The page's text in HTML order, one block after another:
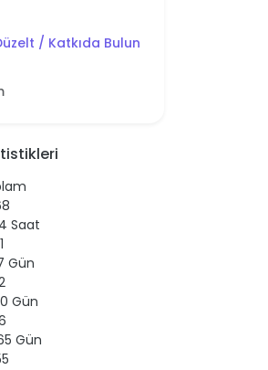
/ Katkıda Bulun
Saat
1
Gün
Gün
Gün